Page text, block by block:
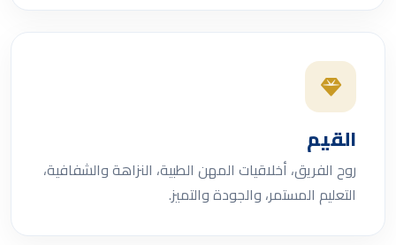
القيم
روح الفريق، أخلاقيات المهن الطبية، النزاهة والشفافية،
التعليم المستمر، والجودة والتميز.